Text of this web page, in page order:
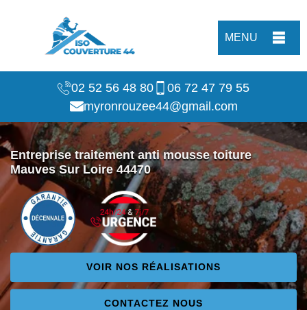
MENU
02 52 56 48 80
06 72 47 79 55
myronrouzee44@gmail.com
Entreprise traitement anti mousse toiture
Mauves Sur Loire 44470
VOIR NOS RÉALISATIONS
CONTACTEZ NOUS